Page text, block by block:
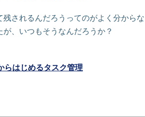
されるんだろうってのがよく分からな
、いつもそうなんだろうか？
らはじめるタスク管理